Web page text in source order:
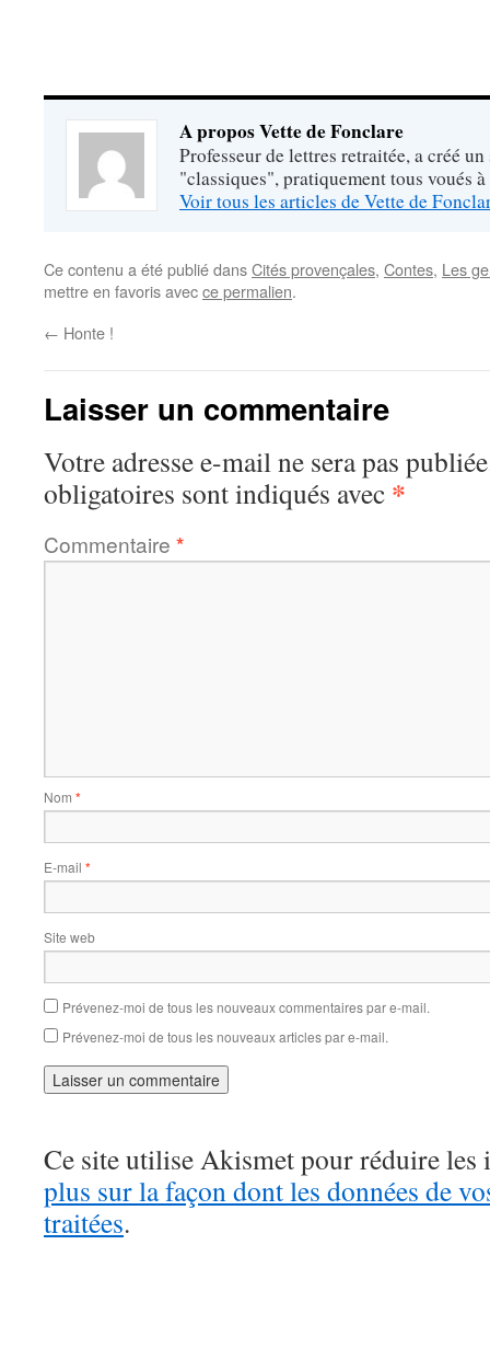
A propos Vette de Fonclare
Professeur de lettres retraitée, a créé
"classiques", pratiquement tous voués
Voir tous les articles de Vette de
Ce contenu a été publié dansCités provençales, Contes, Les
mettre en favoris avecce permalien.
← Honte !
Laisser un commentaire
Votre adresse e-mail ne sera pas
obligatoires sont indiqués avec *
Commentaire *
Nom *
E-mail *
Site web
Prévenez-moi de tous les nouveaux commentaires par e-mail.
Prévenez-moi de tous les nouveaux articles par e-mail.
Ce site utilise Akismet pour réduire les
plus sur la façon dont les données de
traitées.